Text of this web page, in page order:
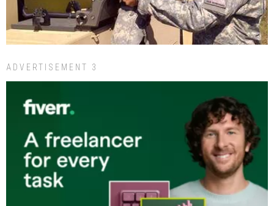
ADVERTISEMENT 3